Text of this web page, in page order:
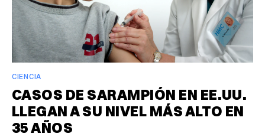
CIENCIA
CASOS DE SARAMPIÓN EN EE.UU.
LLEGAN A SU NIVEL MÁS ALTO EN
35 AÑOS